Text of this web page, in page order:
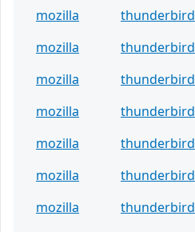
mozilla
thunderbird
mozilla
thunderbird
mozilla
thunderbird
mozilla
thunderbird
mozilla
thunderbird
mozilla
thunderbird
mozilla
thunderbird